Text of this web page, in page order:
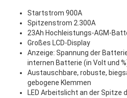
Startstrom 900A
Spitzenstrom 2.300A
23Ah Hochleistungs-AGM-
Großes LCD-Display
Anzeige: Spannung der
internen Batterie (in Volt und
Austauschbare, robuste,
gebogene Klemmen
LED Arbeitslicht an der Spitze